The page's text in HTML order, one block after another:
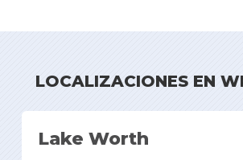
LOCALIZACIONES EN
Lake Worth